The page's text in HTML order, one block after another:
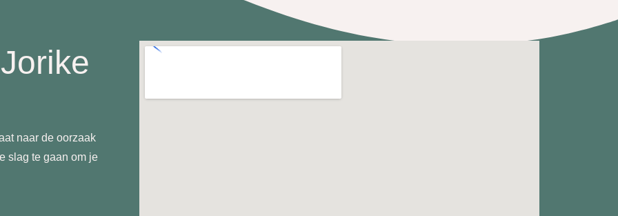
naar de oorzaak
slag te gaan om je